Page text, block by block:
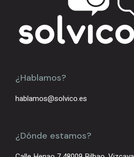
¿Hablamos?
hablamos@solvico.es
¿Dónde estamos?